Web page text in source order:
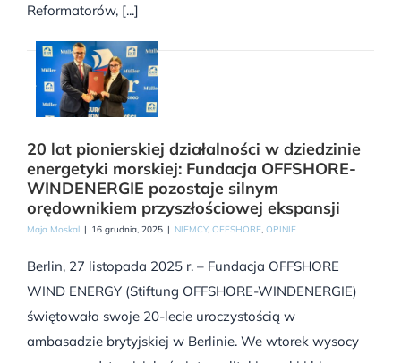
Reformatorów, [...]
20 lat pionierskiej działalności w dziedzinie
energetyki morskiej: Fundacja OFFSHORE-
WINDENERGIE pozostaje silnym
orędownikiem przyszłościowej ekspansji
Maja Moskal | 16 grudnia, 2025 | NIEMCY, OFFSHORE, OPINIE
Berlin, 27 listopada 2025 r. – Fundacja OFFSHORE
WIND ENERGY (Stiftung OFFSHORE-WINDENERGIE)
świętowała swoje 20-lecie uroczystością w
ambasadzie brytyjskiej w Berlinie. We wtorek wysocy